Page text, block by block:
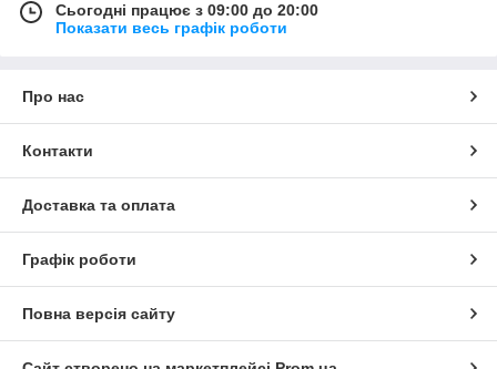
Сьогодні працює з 09:00 до 20:00
Показати весь графік роботи
Про нас
Контакти
Доставка та оплата
Графік роботи
Повна версія сайту